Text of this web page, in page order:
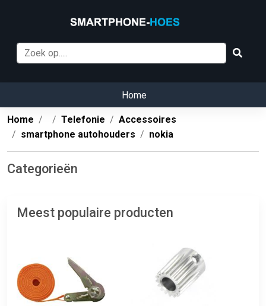
Home
Home Telefonie
Accessoires
smartphone autohouders
nokia
Categorieën
Meest populaire producten